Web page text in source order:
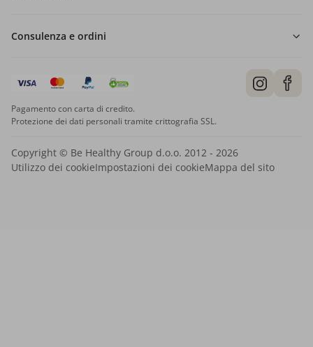
Consulenza e ordini
Pagamento con carta di credito.
Protezione dei dati personali tramite crittografia SSL.
Copyright © Be Healthy Group d.o.o. 2012 - 2026
Utilizzo dei cookieImpostazioni dei cookieMappa del sito